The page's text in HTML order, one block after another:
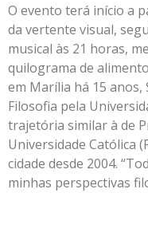
O evento terá início a
da vertente visual,
musical às 21 horas,
quilograma de
em Marília há 15 anos,
Filosofia pela
trajetória similar à de
Universidade Católica
cidade desde 2004.
minhas perspectivas